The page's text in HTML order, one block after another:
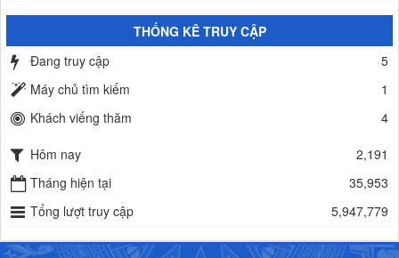
THỐNG KÊ TRUY CẬP
Đang truy cập
5
Máy chủ tìm kiếm
1
Khách viếng thăm
4
Hôm nay
2,191
Tháng hiện tại
35,953
Tổng lượt truy cập
5,947,779